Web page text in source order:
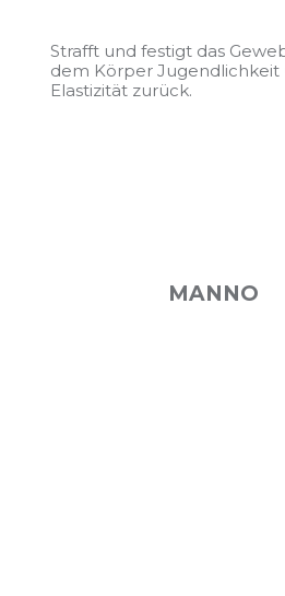
Strafft und festigt das
dem Körper Jugendlichkeit
Elastizität zurück.
MANNO